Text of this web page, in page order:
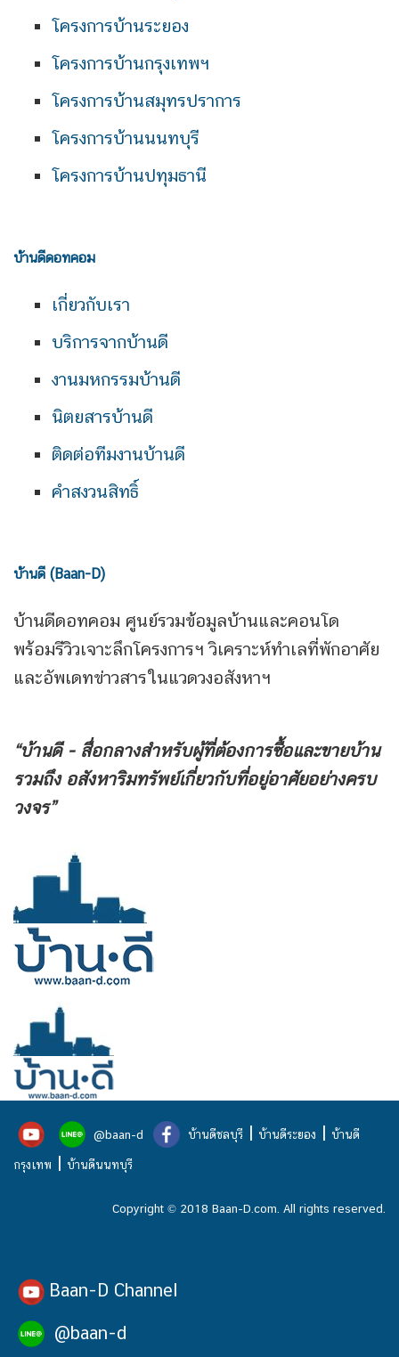
โครงการบ้านระยอง
โครงการบ้านกรุงเทพฯ
โครงการบ้านสมุทรปราการ
โครงการบ้านนนทบุรี
โครงการบ้านปทุมธานี
บ้านดีดอทคอม
เกี่ยวกับเรา
บริการจากบ้านดี
งานมหกรรมบ้านดี
นิตยสารบ้านดี
ติดต่อทีมงานบ้านดี
คำสงวนสิทธิ์
บ้านดี (Baan-D)
บ้านดีดอทคอม ศูนย์รวมข้อมูลบ้านและคอนโด
พร้อมรีวิวเจาะลึกโครงการฯ วิเคราะห์ทำเลที่พักอาศัย
และอัพเดทข่าวสารในแวดวงอสังหาฯ
“บ้านดี - สื่อกลางสำหรับผู้ที่ต้องการซื้อและขายบ้าน
รวมถึง อสังหาริมทรัพย์เกี่ยวกับที่อยู่อาศัยอย่างครบ
วงจร”
@baan-d บ้านดีชลบุรี | บ้านดีระยอง | บ้านดี
กรุงเทพ | บ้านดีนนทบุรี
Copyright © 2018 Baan-D.com. All rights reserved.
Baan-D Channel
@baan-d